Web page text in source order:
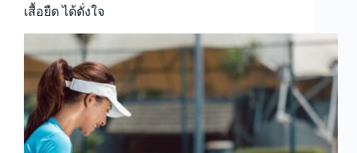
เสื้อยืด ได้ดั่งใจ